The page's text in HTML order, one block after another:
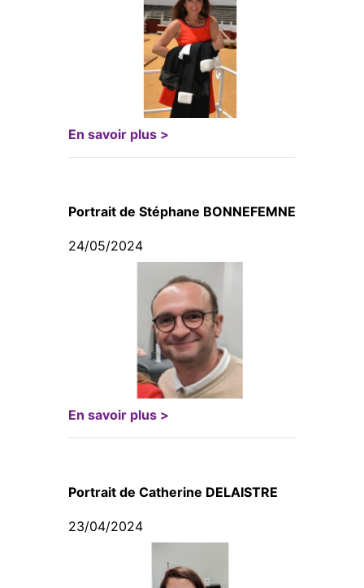
En savoir plus >
Portrait de Stéphane BONNEFEMNE
24/05/2024
En savoir plus >
Portrait de Catherine DELAISTRE
23/04/2024